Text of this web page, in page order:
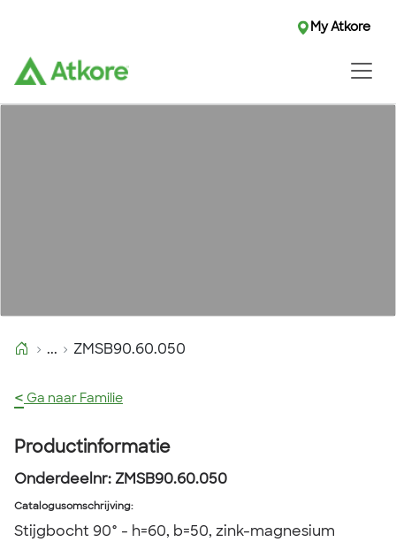
My Atkore
... ZMSB90.60.050
< Ga naar Familie
Productinformatie
Onderdeelnr: ZMSB90.60.050
Catalogusomschrijving:
Stijgbocht 90° - h=60, b=50, zink-magnesium